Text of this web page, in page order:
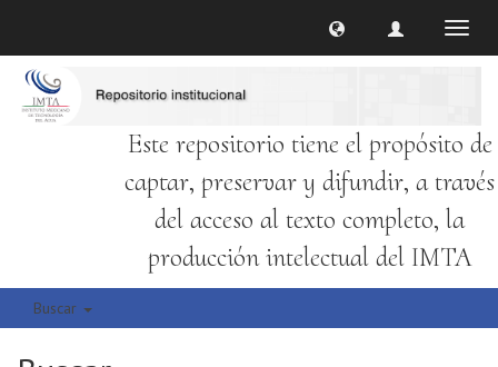
Este repositorio tiene el propósito de
captar, preservar y difundir, a través
del acceso al texto completo, la
producción intelectual del IMTA
Buscar